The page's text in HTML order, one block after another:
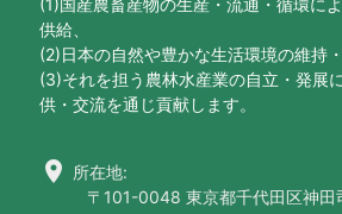
供給、
(2)日本の自然や豊かな生活環境の維持・
(3)それを担う農林水産業の自立・発展
供・交流を通じ貢献します。
location_on 所在地:
〒101-0048 東京都千代田区神田